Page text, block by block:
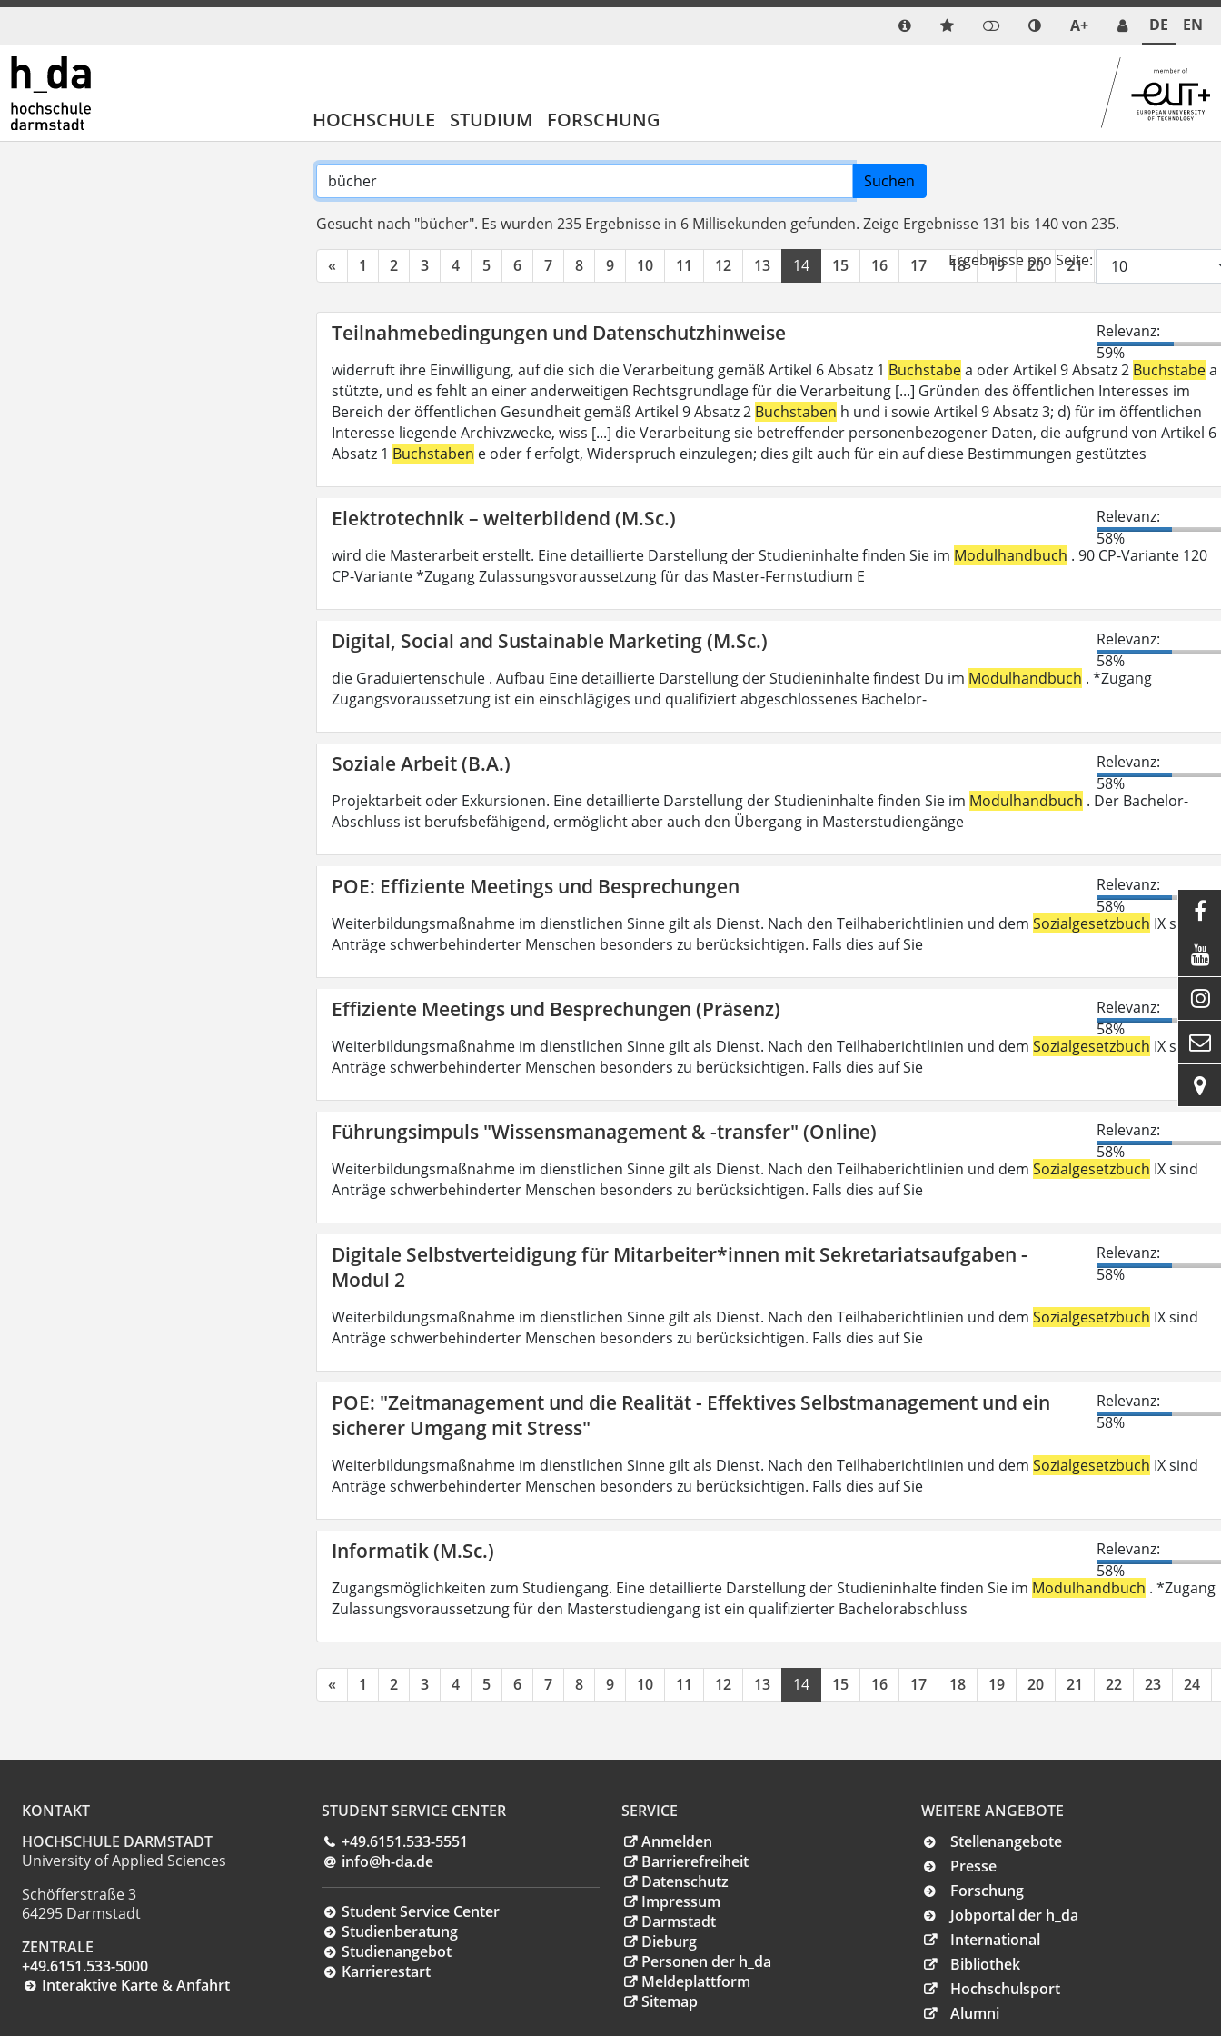
A+ DE EN
HOCHSCHULE STUDIUM FORSCHUNG
Suchen
Gesucht nach "bücher". Es wurden 235 Ergebnisse in 6 Millisekunden gefunden. Zeige Ergebnisse 131 bis 140 von 235.
« 1 2 3 4 5 6 7 8 9 10 11 12 13 14 15 16 17 18 19 20 21 22
Ergebnisse pro Seite:
Teilnahmebedingungen und Datenschutzhinweise
Relevanz:
59%
widerruft ihre Einwilligung, auf die sich die Verarbeitung gemäß Artikel 6 Absatz 1 Buchstabea oder Artikel 9 Absatz 2 Buchstabea
stützte, und es fehlt an einer anderweitigen Rechtsgrundlage für die Verarbeitung [...] Gründen des öffentlichen Interesses im
Bereich der öffentlichen Gesundheit gemäß Artikel 9 Absatz 2 Buchstaben h und i sowie Artikel 9 Absatz 3; d) für im öffentlichen
Interesse liegende Archivzwecke, wiss [...] die Verarbeitung sie betreffender personenbezogener Daten, die aufgrund von Artikel 6
Absatz 1 Buchstaben e oder f erfolgt, Widerspruch einzulegen; dies gilt auch für ein auf diese Bestimmungen gestütztes
Elektrotechnik – weiterbildend (M.Sc.)
Relevanz:
58%
wird die Masterarbeit erstellt. Eine detaillierte Darstellung der Studieninhalte finden Sie im Modulhandbuch . 90 CP-Variante 120
CP-Variante *Zugang Zulassungsvoraussetzung für das Master-Fernstudium E
Digital, Social and Sustainable Marketing (M.Sc.)
Relevanz:
58%
die Graduiertenschule . Aufbau Eine detaillierte Darstellung der Studieninhalte findest Du im Modulhandbuch . *Zugang
Zugangsvoraussetzung ist ein einschlägiges und qualifiziert abgeschlossenes Bachelor-
Soziale Arbeit (B.A.)
Relevanz:
58%
Projektarbeit oder Exkursionen. Eine detaillierte Darstellung der Studieninhalte finden Sie im Modulhandbuch . Der Bachelor-
Abschluss ist berufsbefähigend, ermöglicht aber auch den Übergang in Masterstudiengänge
POE: Effiziente Meetings und Besprechungen
Relevanz:
58%
Weiterbildungsmaßnahme im dienstlichen Sinne gilt als Dienst. Nach den Teilhaberichtlinien und dem Sozialgesetzbuch IX sind
Anträge schwerbehinderter Menschen besonders zu berücksichtigen. Falls dies auf Sie
Effiziente Meetings und Besprechungen (Präsenz)
Relevanz:
58%
Weiterbildungsmaßnahme im dienstlichen Sinne gilt als Dienst. Nach den Teilhaberichtlinien und dem Sozialgesetzbuch IX sind
Anträge schwerbehinderter Menschen besonders zu berücksichtigen. Falls dies auf Sie
Führungsimpuls "Wissensmanagement & -transfer" (Online)
Relevanz:
58%
Weiterbildungsmaßnahme im dienstlichen Sinne gilt als Dienst. Nach den Teilhaberichtlinien und dem Sozialgesetzbuch IX sind
Anträge schwerbehinderter Menschen besonders zu berücksichtigen. Falls dies auf Sie
Digitale Selbstverteidigung für Mitarbeiter*innen mit Sekretariatsaufgaben -
Modul 2
Relevanz:
58%
Weiterbildungsmaßnahme im dienstlichen Sinne gilt als Dienst. Nach den Teilhaberichtlinien und dem Sozialgesetzbuch IX sind
Anträge schwerbehinderter Menschen besonders zu berücksichtigen. Falls dies auf Sie
POE: "Zeitmanagement und die Realität - Effektives Selbstmanagement und ein
sicherer Umgang mit Stress"
Relevanz:
58%
Weiterbildungsmaßnahme im dienstlichen Sinne gilt als Dienst. Nach den Teilhaberichtlinien und dem Sozialgesetzbuch IX sind
Anträge schwerbehinderter Menschen besonders zu berücksichtigen. Falls dies auf Sie
Informatik (M.Sc.)
Relevanz:
58%
Zugangsmöglichkeiten zum Studiengang. Eine detaillierte Darstellung der Studieninhalte finden Sie im Modulhandbuch . *Zugang
Zulassungsvoraussetzung für den Masterstudiengang ist ein qualifizierter Bachelorabschluss
« 1 2 3 4 5 6 7 8 9 10 11 12 13 14 15 16 17 18 19 20 21 22 23 24
KONTAKT
HOCHSCHULE DARMSTADT
University of Applied Sciences
Schöfferstraße 3
64295 Darmstadt
ZENTRALE
+49.6151.533-5000
Interaktive Karte & Anfahrt
STUDENT SERVICE CENTER
+49.6151.533-5551
info@h-da.de
Student Service Center
Studienberatung
Studienangebot
Karrierestart
SERVICE
Anmelden
Barrierefreiheit
Datenschutz
Impressum
Darmstadt
Dieburg
Personen der h_da
Meldeplattform
Sitemap
WEITERE ANGEBOTE
Stellenangebote
Presse
Forschung
Jobportal der h_da
International
Bibliothek
Hochschulsport
Alumni




